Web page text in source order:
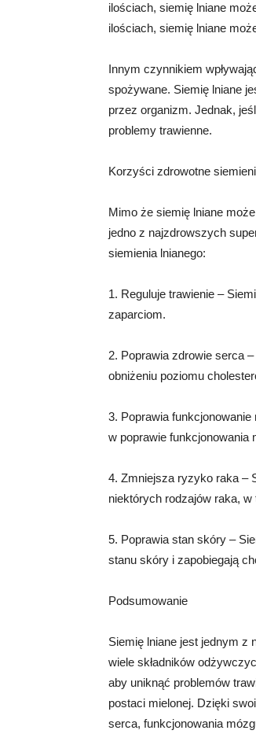
ilościach, siemię lniane
ilościach, siemię lniane
Innym czynnikiem
spożywane. Siemię lniane
przez organizm. Jednak,
problemy trawienne.
Korzyści zdrowotne
Mimo że siemię lniane
jedno z najzdrowszych
siemienia lnianego:
1. Reguluje trawienie –
zaparciom.
2. Poprawia zdrowie serca
obniżeniu poziomu
3. Poprawia
w poprawie funkcjonowania
4. Zmniejsza ryzyko raka –
niektórych rodzajów raka, w
5. Poprawia stan skóry –
stanu skóry i zapobiegają
Podsumowanie
Siemię lniane jest jednym z
wiele składników
aby uniknąć problemów
postaci mielonej. Dzięki
serca, funkcjonowania